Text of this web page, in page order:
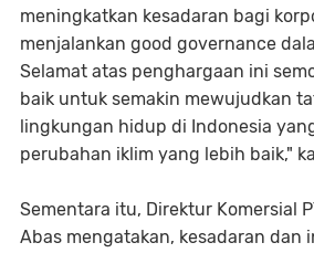
meningkatkan kesadaran bagi
menjalankan good governance
Selamat atas penghargaan ini
baik untuk semakin mewujudkan
lingkungan hidup di Indonesia
perubahan iklim yang lebih baik,"
Sementara itu, Direktur Komersial
Abas mengatakan, kesadaran dan